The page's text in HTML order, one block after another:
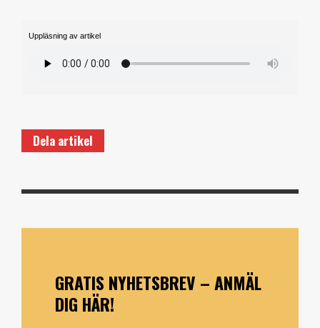
Uppläsning av artikel
Dela artikel
GRATIS NYHETSBREV – ANMÄL
DIG HÄR!